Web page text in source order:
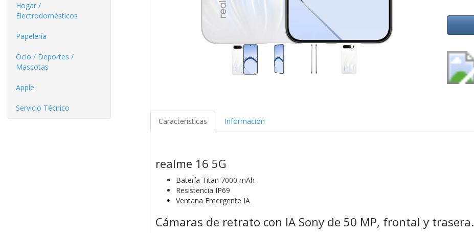
Hogar /
Electrodomésticos
Papelería
Ocio / Deportes /
Mascotas
Apple
Servicio Técnico
Características Información
realme 16 5G
Batería Titan 7000 mAh
Resistencia IP69
Ventana Emergente IA
Cámaras de retrato con IA Sony de 50 MP, frontal y trasera.